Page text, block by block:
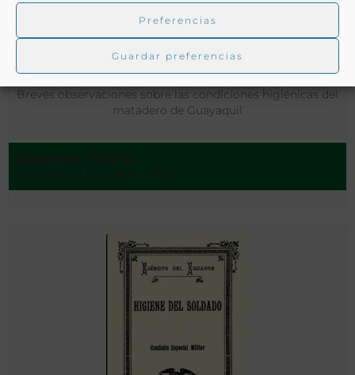
Preferencias
Guardar preferencias
Breves observaciones sobre las condiciones higiénicas del
matadero de Guayaquil